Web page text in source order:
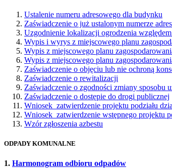
Ustalenie numeru adresowego dla budynku
Zaświadczenie o już ustalonym numerze
Uzgodnienie lokalizacji ogrodzenia
Wypis i wyrys z miejscowego planu
Wypis z miejscowego planu
Wypis z miejscowego planu
Zaświadczenie o objęciu lub nie ochroną
Zaświadczenie o rewitalizacji
Zaświadczenie o zgodności zmiany sposobu
Zaświadczenie o dostępie do drogi publicznej
Wniosek_zatwierdzenie projektu podziału
Wniosek_zatwierdzenie wstępnego projektu
Wzór zgłoszenia azbestu
ODPADY KOMUNALNE
1. Harmonogram odbioru odpadów